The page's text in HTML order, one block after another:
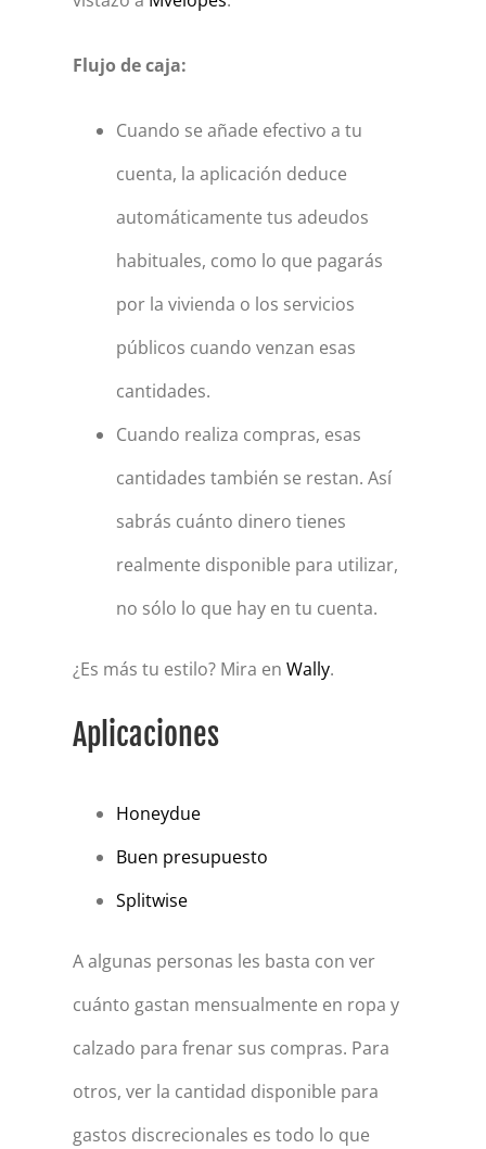
Flujo de caja:
Cuando se añade efectivo a tu
cuenta, la aplicación deduce
automáticamente tus adeudos
habituales, como lo que pagarás
por la vivienda o los servicios
públicos cuando venzan esas
cantidades.
Cuando realiza compras, esas
cantidades también se restan. Así
sabrás cuánto dinero tienes
realmente disponible para utilizar,
no sólo lo que hay en tu cuenta.
¿Es más tu estilo? Mira en Wally.
Aplicaciones
Honeydue
Buen presupuesto
Splitwise
A algunas personas les basta con ver
cuánto gastan mensualmente en ropa y
calzado para frenar sus compras. Para
otros, ver la cantidad disponible para
gastos discrecionales es todo lo que